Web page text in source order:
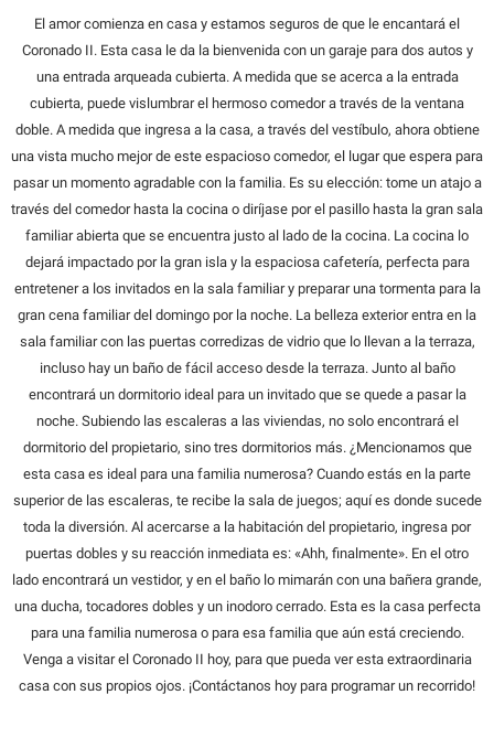
El amor comienza en casa y estamos seguros de que le encantará el
Coronado II. Esta casa le da la bienvenida con un garaje para dos autos y
una entrada arqueada cubierta. A medida que se acerca a la entrada
cubierta, puede vislumbrar el hermoso comedor a través de la ventana
doble. A medida que ingresa a la casa, a través del vestíbulo, ahora obtiene
una vista mucho mejor de este espacioso comedor, el lugar que espera para
pasar un momento agradable con la familia. Es su elección: tome un atajo a
través del comedor hasta la cocina o diríjase por el pasillo hasta la gran sala
familiar abierta que se encuentra justo al lado de la cocina. La cocina lo
dejará impactado por la gran isla y la espaciosa cafetería, perfecta para
entretener a los invitados en la sala familiar y preparar una tormenta para la
gran cena familiar del domingo por la noche. La belleza exterior entra en la
sala familiar con las puertas corredizas de vidrio que lo llevan a la terraza,
incluso hay un baño de fácil acceso desde la terraza. Junto al baño
encontrará un dormitorio ideal para un invitado que se quede a pasar la
noche. Subiendo las escaleras a las viviendas, no solo encontrará el
dormitorio del propietario, sino tres dormitorios más. ¿Mencionamos que
esta casa es ideal para una familia numerosa? Cuando estás en la parte
superior de las escaleras, te recibe la sala de juegos; aquí es donde sucede
toda la diversión. Al acercarse a la habitación del propietario, ingresa por
puertas dobles y su reacción inmediata es: «Ahh, finalmente». En el otro
lado encontrará un vestidor, y en el baño lo mimarán con una bañera grande,
una ducha, tocadores dobles y un inodoro cerrado. Esta es la casa perfecta
para una familia numerosa o para esa familia que aún está creciendo.
Venga a visitar el Coronado II hoy, para que pueda ver esta extraordinaria
casa con sus propios ojos. ¡Contáctanos hoy para programar un recorrido!